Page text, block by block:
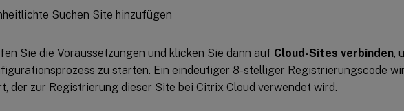
Sie die Voraussetzungen und klicken Sie dann auf Cloud-Sites verbinden,
zu starten. Ein eindeutiger 8-stelliger Registrierungscode
der zur Registrierung dieser Site bei Citrix Cloud verwendet wird.